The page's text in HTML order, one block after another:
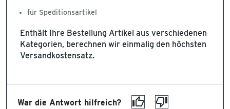
für Speditionsartikel
Enthält Ihre Bestellung Artikel aus verschiedenen
Kategorien, berechnen wir einmalig den höchsten
Versandkostensatz.
War die Antwort hilfreich?